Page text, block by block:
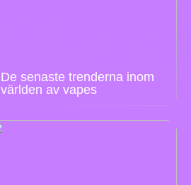
De senaste trenderna inom
världen av vapes